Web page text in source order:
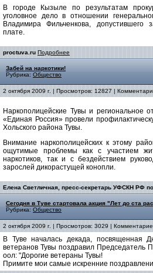
В городе Кызыле по результатам
уголовное дело в отношении
Владимира Фильченкова, допустившего
плате.
proctuva.ru Подробнее
Забей на наркотики!
Рубрика: Общество
2 октября 2009 г. | Просмотров: 12827 |
Наркополицейские Тувы и региональное
«Единая Россия» провели
Хольского района Тувы.
Внимание наркополицейских к этому
ощутимые проблемы как с участием
наркотиков, так и с бездействием
зарослей дикорастущей конопли.
Елена Светличная, пресс-секретарь УФСКН РФ
Сегодня в Туве стартовала акция "Лет до ста
Рубрика: Общество
2 октября 2009 г. | Просмотров: 3029 |
В Туве началась декада, посвященная
ветеранов Тувы поздравил Председатель
оол: "Дорогие ветераны Тувы!
Примите мои самые искренние